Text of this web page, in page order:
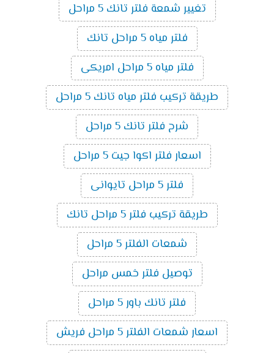
تغيير شمعة فلتر تانك 5 مراحل
فلتر مياه 5 مراحل تانك
فلتر مياه 5 مراحل امريكى
طريقة تركيب فلتر مياه تانك 5 مراحل
شرح فلتر تانك 5 مراحل
اسعار فلتر اكوا جيت 5 مراحل
فلتر 5 مراحل تايوانى
طريقة تركيب فلتر 5 مراحل تانك
شمعات الفلتر 5 مراحل
توصيل فلتر خمس مراحل
فلتر تانك باور 5 مراحل
اسعار شمعات الفلتر 5 مراحل فريش